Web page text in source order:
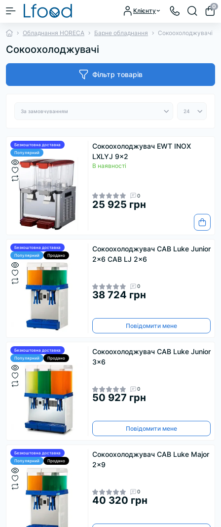
Клієнту
0
Обладнання HORECA Барне обладнання Сокоохолоджувачі
Сокоохолоджувачі
Фільтр товарів
Безкоштовна доставка
Популярний
Сокоохолоджувач EWT INOX
LXLYJ 9x2
В наявності
0
25 925 грн
Безкоштовна доставка
Популярний
Продано
Сокоохолоджувач CAB Luke Junior
2x6 CAB LJ 2x6
0
38 724 грн
Повідомити мене
Безкоштовна доставка
Популярний
Продано
Сокоохолоджувач CAB Luke Junior
3x6
0
50 927 грн
Повідомити мене
Безкоштовна доставка
Популярний
Продано
Сокоохолоджувач CAB Luke Major
2x9
0
40 320 грн